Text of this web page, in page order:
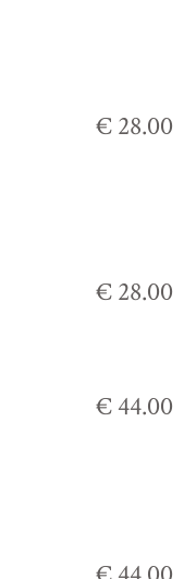
€ 28.00
€ 28.00
€ 44.00